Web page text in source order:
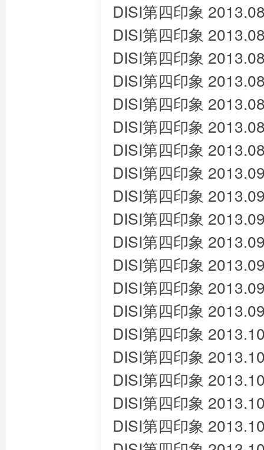
DISI第四印象
DISI第四印象
DISI第四印象
DISI第四印象
DISI第四印象
DISI第四印象
DISI第四印象
DISI第四印象
DISI第四印象
DISI第四印象
DISI第四印象
DISI第四印象
DISI第四印象
DISI第四印象
DISI第四印象
DISI第四印象
DISI第四印象
DISI第四印象
DISI第四印象